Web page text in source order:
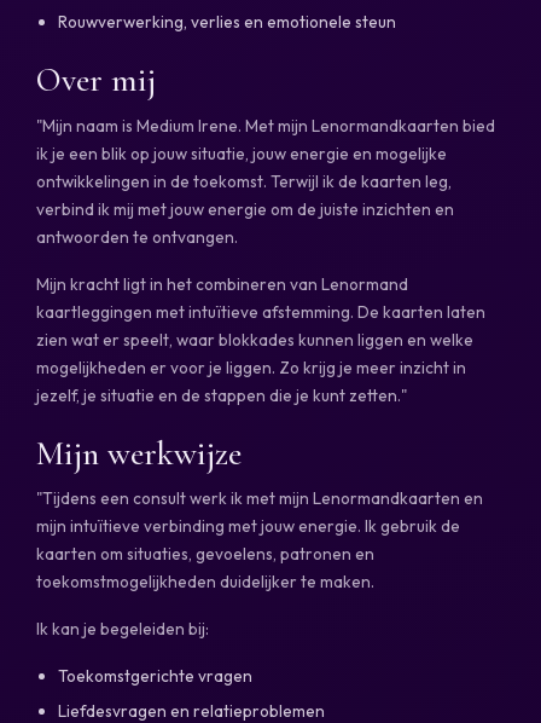
Rouwverwerking, verlies en emotionele steun
Over mij
"Mijn naam is Medium Irene. Met mijn Lenormandkaarten bied
ik je een blik op jouw situatie, jouw energie en mogelijke
ontwikkelingen in de toekomst. Terwijl ik de kaarten leg,
verbind ik mij met jouw energie om de juiste inzichten en
antwoorden te ontvangen.
Mijn kracht ligt in het combineren van Lenormand
kaartleggingen met intuïtieve afstemming. De kaarten laten
zien wat er speelt, waar blokkades kunnen liggen en welke
mogelijkheden er voor je liggen. Zo krijg je meer inzicht in
jezelf, je situatie en de stappen die je kunt zetten."
Mijn werkwijze
"Tijdens een consult werk ik met mijn Lenormandkaarten en
mijn intuïtieve verbinding met jouw energie. Ik gebruik de
kaarten om situaties, gevoelens, patronen en
toekomstmogelijkheden duidelijker te maken.
Ik kan je begeleiden bij:
Toekomstgerichte vragen
Liefdesvragen en relatieproblemen